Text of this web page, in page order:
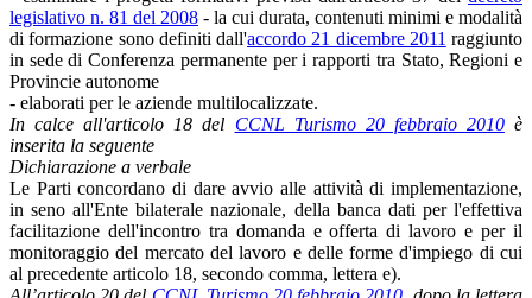
legislativo n. 81 del 2008 - la cui durata, contenuti minimi e modalità
di formazione sono definiti dall'accordo 21 dicembre 2011 raggiunto
in sede di Conferenza permanente per i rapporti tra Stato, Regioni e
Provincie autonome
- elaborati per le aziende multilocalizzate.
In calce all'articolo 18 del CCNL Turismo 20 febbraio 2010è
inserita la seguente
Dichiarazione a verbale
Le Parti concordano di dare avvio alle attività di implementazione,
in seno all'Ente bilaterale nazionale, della banca dati per l'effettiva
facilitazione dell'incontro tra domanda e offerta di lavoro e per il
monitoraggio del mercato del lavoro e delle forme d'impiego di cui
al precedente articolo 18, secondo comma, lettera e).